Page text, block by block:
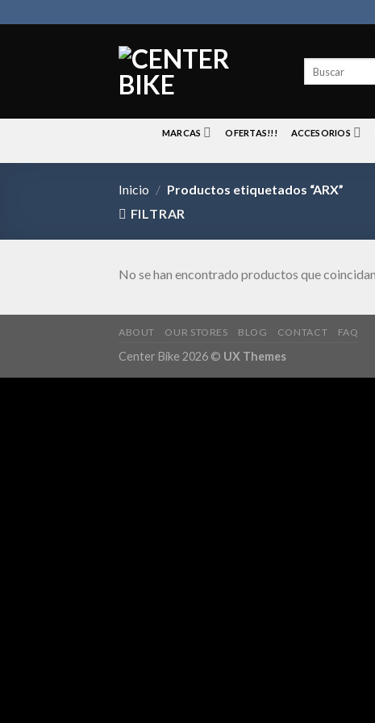
to
MARCAS OFERTAS!!! ACCESORIOS
Inicio / Productos etiquetados “ARX”
FILTRAR
No se han encontrado productos que
ABOUT OUR STORES BLOG CONTACT FAQ
Center Bike 2026 © UX Themes